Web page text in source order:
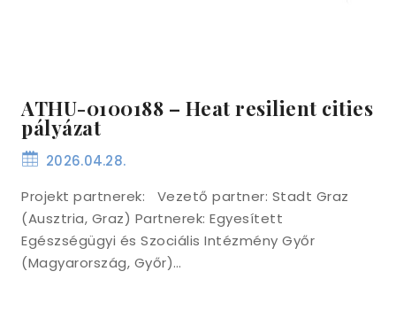
ATHU-0100188 – Heat resilient cities
pályázat
2026.04.28.
Projekt partnerek: Vezető partner: Stadt Graz
(Ausztria, Graz) Partnerek: Egyesített
Egészségügyi és Szociális Intézmény Győr
(Magyarország, Győr)…